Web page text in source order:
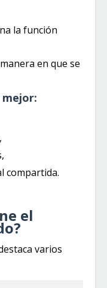
la función
en que se
compartida.
el
varios